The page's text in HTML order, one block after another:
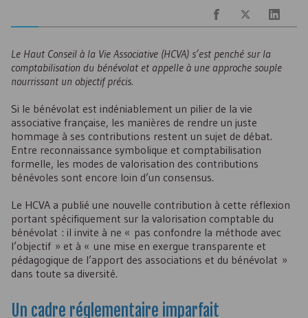
Le Haut Conseil à la Vie Associative (HCVA) s’est penché sur la
comptabilisation du bénévolat et appelle à une approche souple
nourrissant un objectif précis.
Si le bénévolat est indéniablement un pilier de la vie
associative française, les manières de rendre un juste
hommage à ses contributions restent un sujet de débat.
Entre reconnaissance symbolique et comptabilisation
formelle, les modes de valorisation des contributions
bénévoles sont encore loin d’un consensus.
Le HCVA a publié une nouvelle contribution à cette réflexion
portant spécifiquement sur la valorisation comptable du
bénévolat : il invite à ne « pas confondre la méthode avec
l’objectif » et à « une mise en exergue transparente et
pédagogique de l’apport des associations et du bénévolat »
dans toute sa diversité.
Un cadre réglementaire imparfait